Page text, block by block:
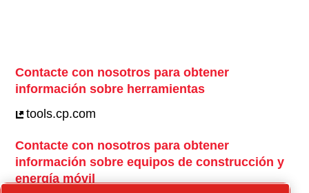
Contacte con nosotros para obtener
información sobre herramientas
tools.cp.com
Contacte con nosotros para obtener
información sobre equipos de construcción y
energía móvil